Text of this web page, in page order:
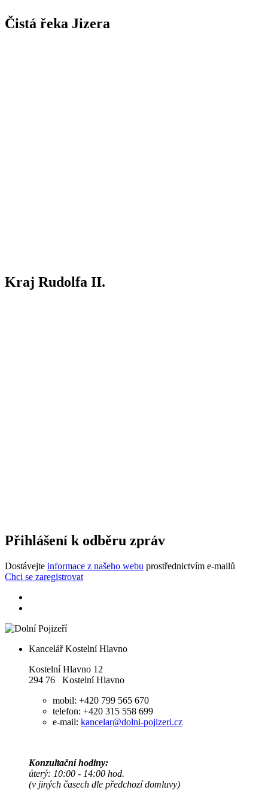
Čistá řeka Jizera
Kraj Rudolfa II.
Přihlášení k odběru zpráv
Dostávejte informace z našeho webu prostřednictvím e-mailů
Chci se zaregistrovat
Kancelář Kostelní Hlavno
Kostelní Hlavno 12
294 76 Kostelní Hlavno
mobil: +420 799 565 670
telefon: +420 315 558 699
e-mail: kancelar@dolni-pojizeri.cz
Konzultační hodiny:
úterý: 10:00 - 14:00 hod.
(v jiných časech dle předchozí domluvy)